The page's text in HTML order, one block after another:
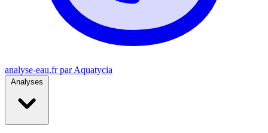
analyse-eau.fr par Aquatycia